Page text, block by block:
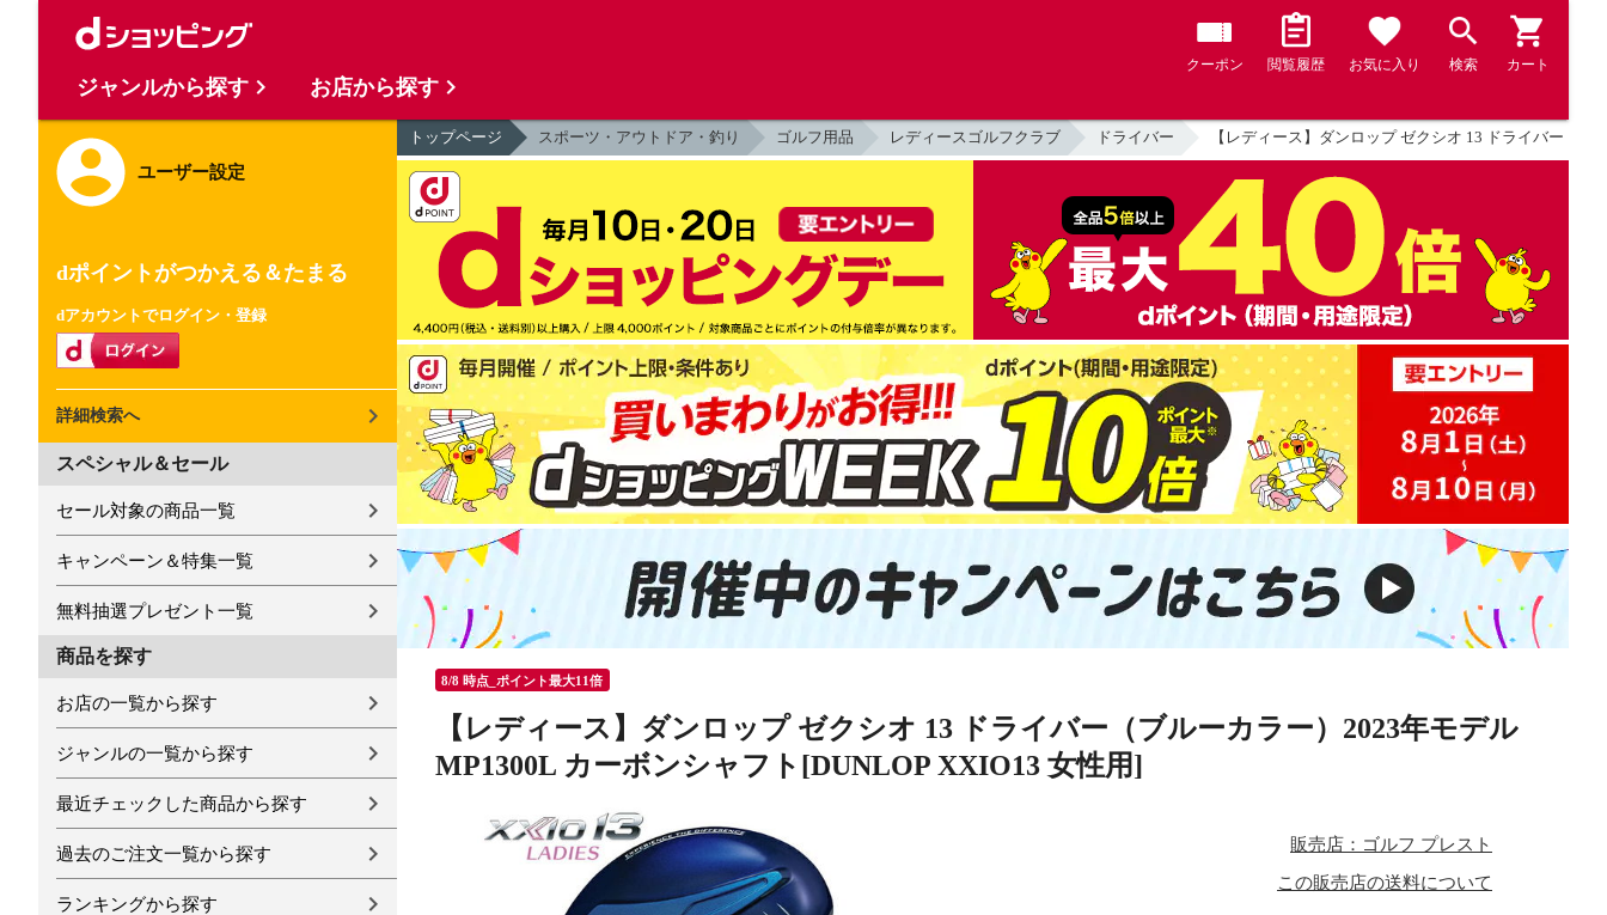
クーポン 閲覧履歴 お気に入り 検索 カート
ユーザー設定
dポイントがつかえる＆たまる
dアカウントでログイン・登録
詳細検索へ
スペシャル＆セール
セール対象の商品一覧
キャンペーン＆特集一覧
無料抽選プレゼント一覧
商品を探す
お店の一覧から探す
ジャンルの一覧から探す
最近チェックした商品から探す
過去のご注文一覧から探す
ランキングから探す
トップページ スポーツ・アウトドア・釣り ゴルフ用品 レディースゴルフクラブ ドライバー 【レディース】ダンロップ ゼクシオ 13 ドライバー（
8/8 時点_ポイント最大11倍
【レディース】ダンロップ ゼクシオ 13 ドライバー（ブルーカラー）2023年モデル
MP1300L カーボンシャフト[DUNLOP XXIO13 女性用]
販売店：ゴルフ プレスト
この販売店の送料について
ジャンルから探す お店から探す